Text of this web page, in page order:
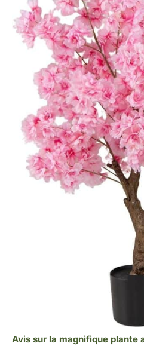
Avis sur la magnifique plante